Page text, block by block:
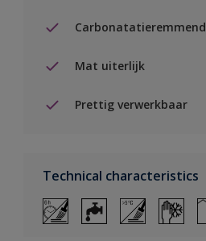
Carbonatatieremmend
Mat uiterlijk
Prettig verwerkbaar
Technical characteristics